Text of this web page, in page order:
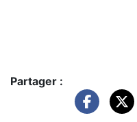
Partager :